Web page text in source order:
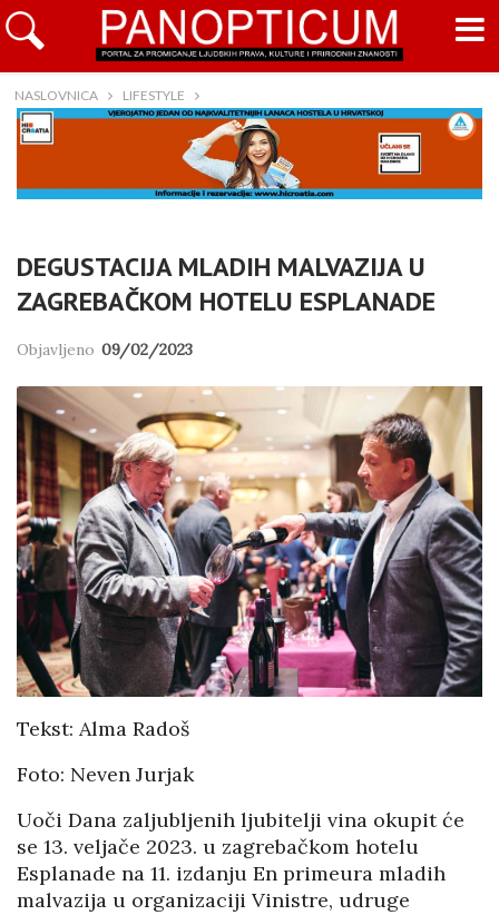
NASLOVNICA LIFESTYLE
DEGUSTACIJA MLADIH MALVAZIJA U
ZAGREBAČKOM HOTELU ESPLANADE
Objavljeno 09/02/2023
Tekst: Alma Radoš
Foto: Neven Jurjak
Uoči Dana zaljubljenih ljubitelji vina okupit će
se 13. veljače 2023. u zagrebačkom hotelu
Esplanade na 11. izdanju En primeura mladih
malvazija u organizaciji Vinistre, udruge